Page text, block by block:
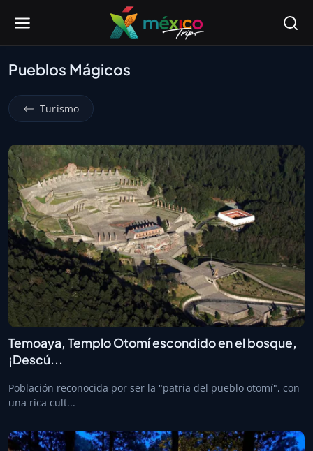
Pueblos Mágicos
Turismo
Temoaya, Templo Otomí escondido en el bosque,
¡Descú...
Población reconocida por ser la "patria del pueblo otomí", con
una rica cult...